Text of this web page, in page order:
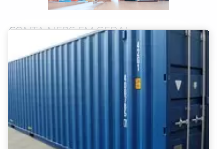
CONTAINERS EM GERAL
PRODUTOS RELACIONADOS
Venda de container
Container escritório